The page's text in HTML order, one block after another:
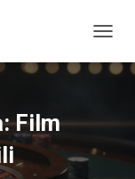
Film